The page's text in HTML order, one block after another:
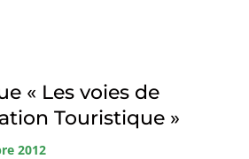
« Les voies de
Touristique »
2012